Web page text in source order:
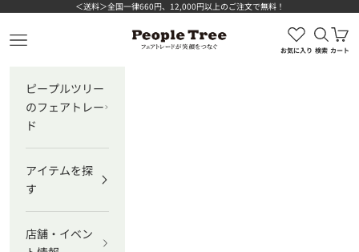
コンテンツへスキップ＜送料＞全国一律660円、12,000円以上のご注文で無料！
ピープルツリー公式オンラインショップ
メニューを開く
お気に入り
検索を
検索
カ
カート
ピープルツリー
のフェアトレー
ド
アイテムを探
す
店舗・イベン